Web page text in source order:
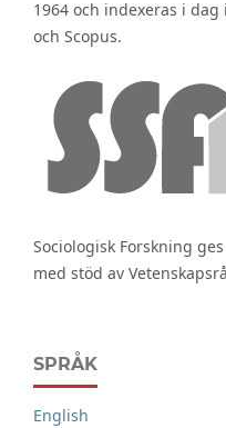
1964 och indexeras i
och Scopus.
Sociologisk Forskning
med stöd av
SPRÅK
English